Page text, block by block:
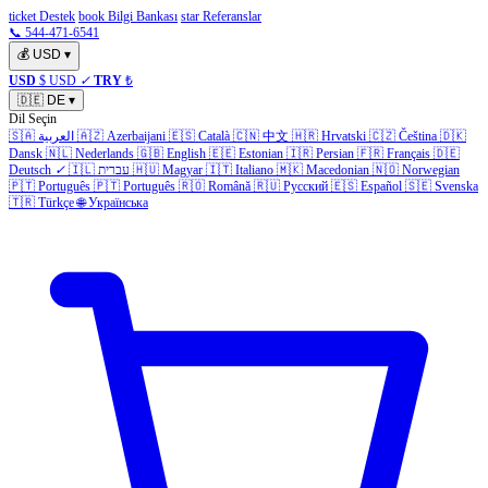
ticket Destek book Bilgi Bankası star Referanslar
📞 544-471-6541
💰 USD ▾
USD $ USD ✓ TRY ₺
🇩🇪 DE ▾
Dil Seçin
🇸🇦 العربية 🇦🇿 Azerbaijani 🇪🇸 Català 🇨🇳 中文 🇭🇷 Hrvatski 🇨🇿 Čeština 🇩🇰
Dansk 🇳🇱 Nederlands 🇬🇧 English 🇪🇪 Estonian 🇮🇷 Persian 🇫🇷 Français 🇩🇪
Deutsch ✓ 🇮🇱 עברית 🇭🇺 Magyar 🇮🇹 Italiano 🇲🇰 Macedonian 🇳🇴 Norwegian
🇵🇹 Português 🇵🇹 Português 🇷🇴 Română 🇷🇺 Русский 🇪🇸 Español 🇸🇪 Svenska
🇹🇷 Türkçe 🌐 Українська